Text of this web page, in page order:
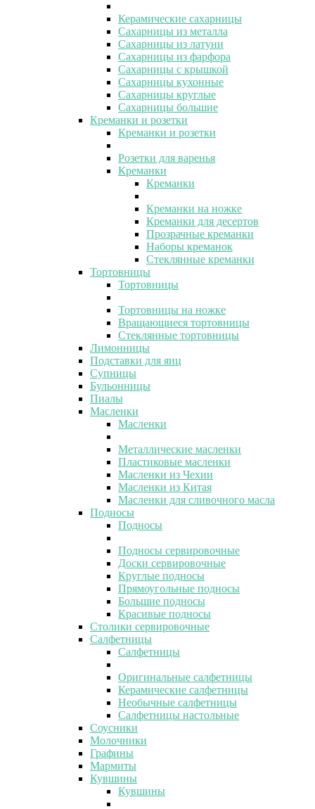
Керамические сахарницы
Сахарницы из металла
Сахарницы из латуни
Сахарницы из фарфора
Сахарницы с крышкой
Сахарницы кухонные
Сахарницы круглые
Сахарницы большие
Креманки и розетки
Креманки и розетки
Розетки для варенья
Креманки
Креманки
Креманки на ножке
Креманки для десертов
Прозрачные креманки
Наборы креманок
Стеклянные креманки
Тортовницы
Тортовницы
Тортовницы на ножке
Вращающиеся тортовницы
Стеклянные тортовницы
Лимонницы
Подставки для яиц
Супницы
Бульонницы
Пиалы
Масленки
Масленки
Металлические масленки
Пластиковые масленки
Масленки из Чехии
Масленки из Китая
Масленки для сливочного масла
Подносы
Подносы
Подносы сервировочные
Доски сервировочные
Круглые подносы
Прямоугольные подносы
Большие подносы
Красивые подносы
Столики сервировочные
Салфетницы
Салфетницы
Оригинальные салфетницы
Керамические салфетницы
Необычные салфетницы
Салфетницы настольные
Соусники
Молочники
Графины
Мармиты
Кувшины
Кувшины